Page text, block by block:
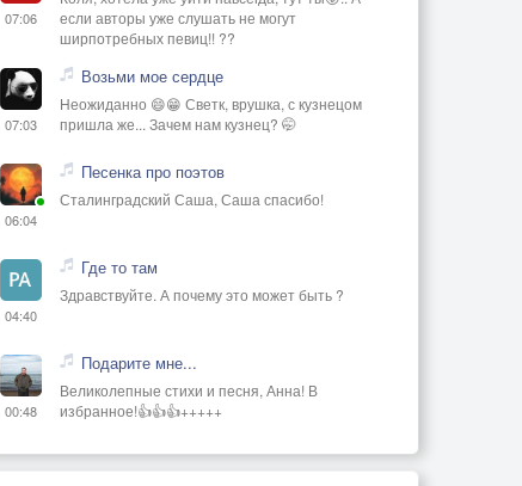
07:06
если авторы уже слушать не могут
ширпотребных певиц!! ??
07:03
Возьми мое сердце
Неожиданно 😄😁 Светк, врушка, с кузнецом
пришла же... Зачем нам кузнец? 🤭
06:04
Песенка про поэтов
Сталинградский Саша, Саша спасибо!
04:40
Где то там
Здравствуйте. А почему это может быть ?
00:48
Подарите мне...
Великолепные стихи и песня, Анна! В
избранное!👍👍👍+++++